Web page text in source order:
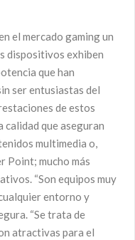
el mercado gaming un
dispositivos exhiben
que han
ser entusiastas del
de estos
que aseguran
multimedia o,
Point; mucho más
“Son equipos muy
entorno y
“Se trata de
atractivas para el